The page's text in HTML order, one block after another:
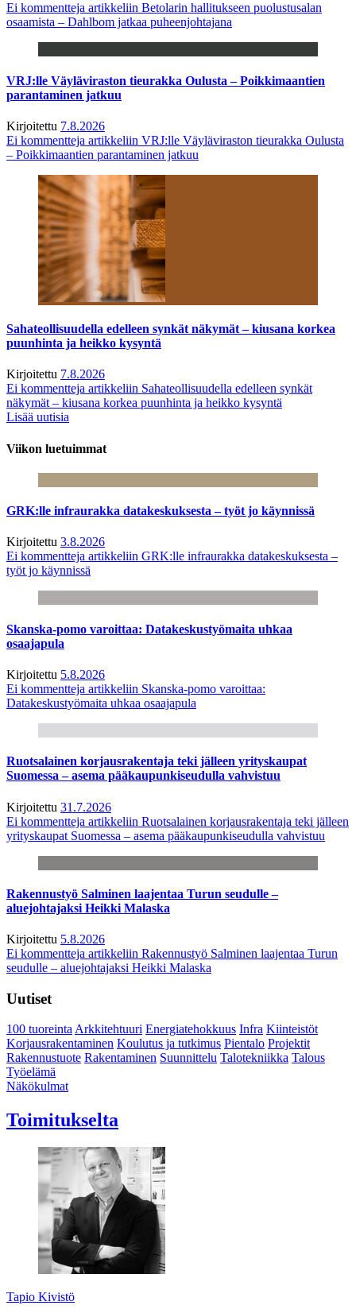
Ei kommentteja artikkeliin Betolarin hallitukseen puolustusalan
osaamista – Dahlbom jatkaa puheenjohtajana
VRJ:lle Väyläviraston tieurakka Oulusta – Poikkimaantien
parantaminen jatkuu
Kirjoitettu 7.8.2026
Ei kommentteja artikkeliin VRJ:lle Väyläviraston tieurakka Oulusta
– Poikkimaantien parantaminen jatkuu
Sahateollisuudella edelleen synkät näkymät – kiusana korkea
puunhinta ja heikko kysyntä
Kirjoitettu 7.8.2026
Ei kommentteja artikkeliin Sahateollisuudella edelleen synkät
näkymät – kiusana korkea puunhinta ja heikko kysyntä
Lisää uutisia
Viikon luetuimmat
GRK:lle infraurakka datakeskuksesta – työt jo käynnissä
Kirjoitettu 3.8.2026
Ei kommentteja artikkeliin GRK:lle infraurakka datakeskuksesta –
työt jo käynnissä
Skanska-pomo varoittaa: Datakeskustyömaita uhkaa
osaajapula
Kirjoitettu 5.8.2026
Ei kommentteja artikkeliin Skanska-pomo varoittaa:
Datakeskustyömaita uhkaa osaajapula
Ruotsalainen korjausrakentaja teki jälleen yrityskaupat
Suomessa – asema pääkaupunkiseudulla vahvistuu
Kirjoitettu 31.7.2026
Ei kommentteja artikkeliin Ruotsalainen korjausrakentaja teki jälleen
yrityskaupat Suomessa – asema pääkaupunkiseudulla vahvistuu
Rakennustyö Salminen laajentaa Turun seudulle –
aluejohtajaksi Heikki Malaska
Kirjoitettu 5.8.2026
Ei kommentteja artikkeliin Rakennustyö Salminen laajentaa Turun
seudulle – aluejohtajaksi Heikki Malaska
Uutiset
100 tuoreintaArkkitehtuuri Energiatehokkuus Infra Kiinteistöt
Korjausrakentaminen Koulutus ja tutkimus Pientalo Projektit
Rakennustuote Rakentaminen Suunnittelu Talotekniikka Talous
Työelämä
Näkökulmat
Toimitukselta
Tapio Kivistö